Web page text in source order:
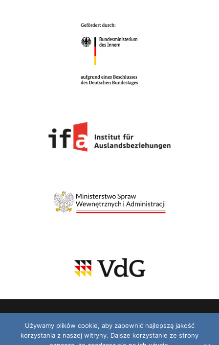
© 2026 VDG. Wszelkie prawa zastrzeżone.
Używamy plików cookie, aby zapewnić najlepszą jakość
korzystania z naszej witryny. Dalsze korzystanie ze strony